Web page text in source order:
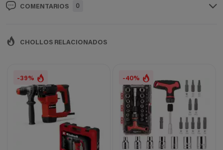
COMENTARIOS 0
CHOLLOS RELACIONADOS
-39% -40%